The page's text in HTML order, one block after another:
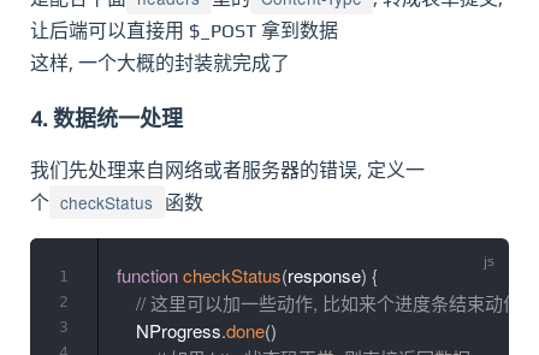
让后端可以直接用 $_POST 拿到数据
这样, 一个大概的封装就完成了
4. 数据统一处理
我们先处理来自网络或者服务器的错误, 定义一
个 checkStatus 函数
functioncheckStatus(response) {
// 这里可以加一些动作, 比如来个进度条结束动作
    NProgress
.done()
1
2
3